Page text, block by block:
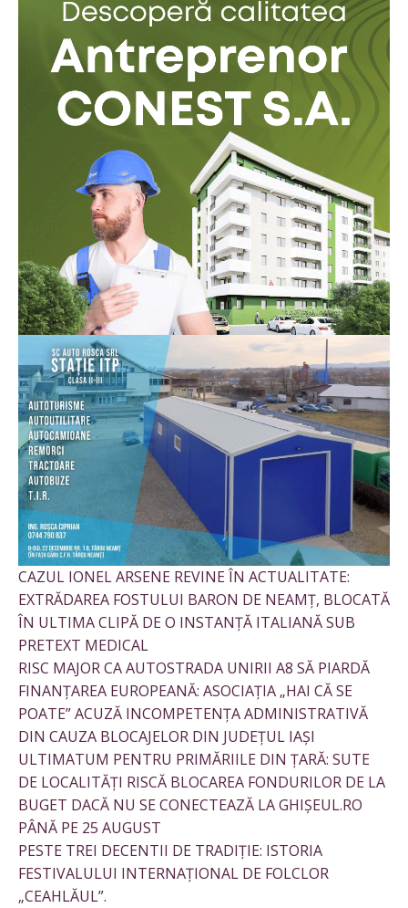
CAZUL IONEL ARSENE REVINE ÎN ACTUALITATE:
EXTRĂDAREA FOSTULUI BARON DE NEAMȚ, BLOCATĂ
ÎN ULTIMA CLIPĂ DE O INSTANȚĂ ITALIANĂ SUB
PRETEXT MEDICAL
RISC MAJOR CA AUTOSTRADA UNIRII A8 SĂ PIARDĂ
FINANȚAREA EUROPEANĂ: ASOCIAȚIA „HAI CĂ SE
POATE” ACUZĂ INCOMPETENȚA ADMINISTRATIVĂ
DIN CAUZA BLOCAJELOR DIN JUDEȚUL IAȘI
ULTIMATUM PENTRU PRIMĂRIILE DIN ȚARĂ: SUTE
DE LOCALITĂȚI RISCĂ BLOCAREA FONDURILOR DE LA
BUGET DACĂ NU SE CONECTEAZĂ LA GHIȘEUL.RO
PÂNĂ PE 25 AUGUST
PESTE TREI DECENTII DE TRADIȚIE: ISTORIA
FESTIVALULUI INTERNAȚIONAL DE FOLCLOR
„CEAHLĂUL”.